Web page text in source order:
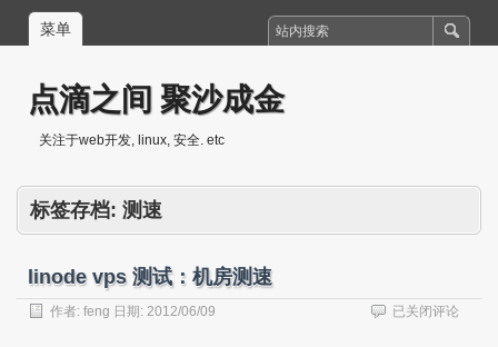
菜单
点滴之间 聚沙成金
关注于web开发, linux, 安全. etc
标签存档: 测速
linode vps 测试：机房测速
作者: feng 日期: 2012/06/09
linode
已关闭评论